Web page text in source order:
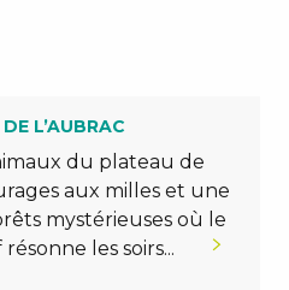
L’AUBRAC
du plateau de
aux milles et une
mystérieuses où le
les soirs...